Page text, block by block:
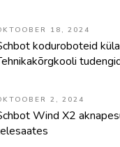
18, 2024
koduroboteid
2, 2024
Wind X2